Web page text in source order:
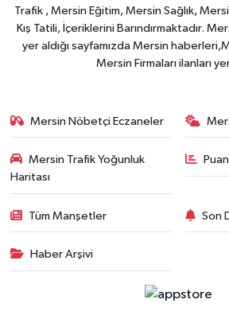
Trafik , Mersin Eğitim, Mersin Sağlık,
Kış Tatili, İçeriklerini Barındırmaktadır.
yer aldığı sayfamızda Mersin
Mersin Firmaları ilanları
Mersin Nöbetçi Eczaneler
Mersin Trafik Yoğunluk
Haritası
Tüm Manşetler Son
Haber Arşivi